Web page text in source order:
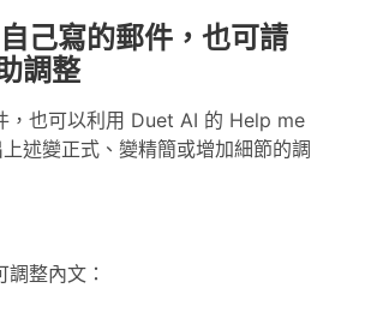
己寫的郵件，也可請
調整
，也可以利用 Duet AI 的 Help me
述變正式、變精簡或增加細節的調
整內文：